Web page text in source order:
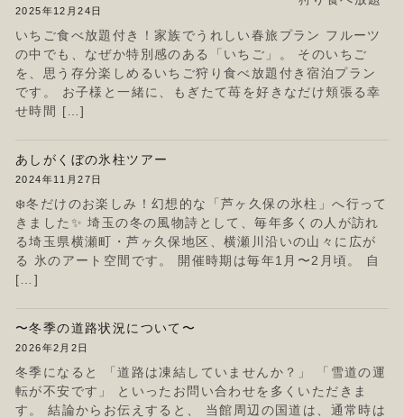
2025年12月24日
いちご食べ放題付き！家族でうれしい春旅プラン フルーツ
の中でも、なぜか特別感のある「いちご」。 そのいちご
を、思う存分楽しめるいちご狩り食べ放題付き宿泊プラン
です。 お子様と一緒に、もぎたて苺を好きなだけ頬張る幸
せ時間 […]
あしがくぼの氷柱ツアー
2024年11月27日
❄️冬だけのお楽しみ！幻想的な「芦ヶ久保の氷柱」へ行って
きました✨ 埼玉の冬の風物詩として、毎年多くの人が訪れ
る埼玉県横瀬町・芦ヶ久保地区、横瀬川沿いの山々に広が
る 氷のアート空間です。 開催時期は毎年1月〜2月頃。 自
[…]
〜冬季の道路状況について〜
2026年2月2日
冬季になると 「道路は凍結していませんか？」 「雪道の運
転が不安です」 といったお問い合わせを多くいただきま
す。 結論からお伝えすると、 当館周辺の国道は、通常時は